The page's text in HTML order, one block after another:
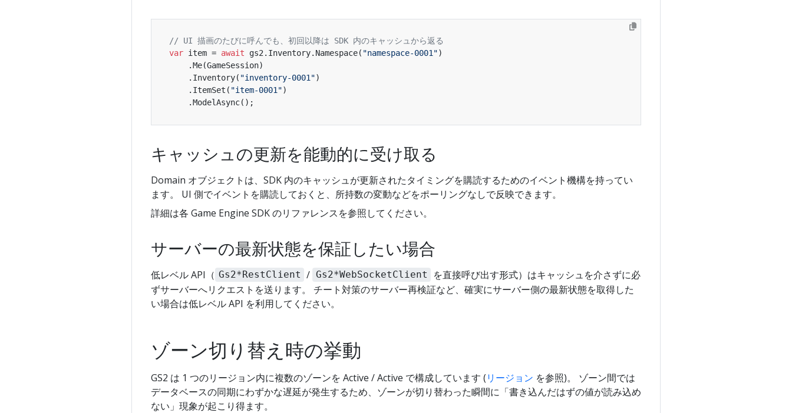
// UI 描画のたびに呼んでも、初回以降は SDK 内のキャッシュから返る
var item = await gs2.Inventory.Namespace( "namespace-0001")
    .Me(GameSession)
    .Inventory(
"inventory-0001")
    .ItemSet(
"item-0001")
    .ModelAsync();
キャッシュの更新を能動的に受け取る
Domain オブジェクトは、SDK 内のキャッシュが更新されたタイミングを購読するためのイベント機構を持ってい
ます。 UI 側でイベントを購読しておくと、所持数の変動などをポーリングなしで反映できます。
詳細は各 Game Engine SDK のリファレンスを参照してください。
サーバーの最新状態を保証したい場合
低レベル API（ Gs2*RestClient / Gs2*WebSocketClient
を直接呼び出す形式）はキャッシュを介さずに必
ずサーバーへリクエストを送ります。 チート対策のサーバー再検証など、確実にサーバー側の最新状態を取得した
い場合は低レベル API を利用してください。
ゾーン切り替え時の挙動
GS2 は 1 つのリージョン内に複数のゾーンを Active / Active で構成しています (リージョン を参照)。 ゾーン間では
データベースの同期にわずかな遅延が発生するため、ゾーンが切り替わった瞬間に「書き込んだはずの値が読み込め
ない」現象が起こり得ます。